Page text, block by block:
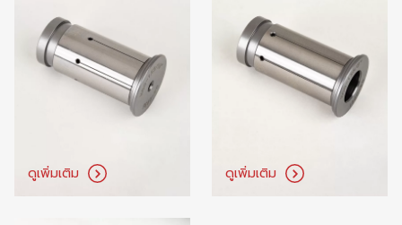
ดูเพิ่มเติม ดูเพิ่มเติม